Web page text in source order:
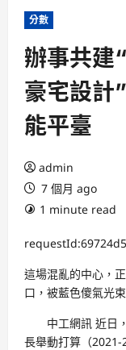
分數
辦事共建
豪宅設計
能平臺
admin
7 個月 ago
1 minute read
這場混亂的中心，
口，被藍色傻氣光
中工網訊 近日，
長舉動打算（2021-